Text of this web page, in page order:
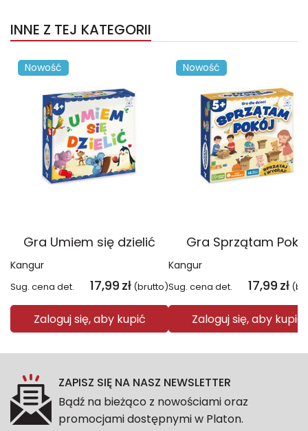
INNE Z TEJ KATEGORII
Nowość
Gra Umiem się dzielić
Kangur
Sug. cena det. 17,99 zł (brutto)
Zaloguj się, aby kupić
Nowość
Gra Sprzątam
Kangur
Sug. cena det. 17,99 zł
Zaloguj się, aby kupić
ZAPISZ SIĘ NA NASZ NEWSLETTER
Bądź na bieżąco z nowościami oraz
promocjami dostępnymi w Platon.